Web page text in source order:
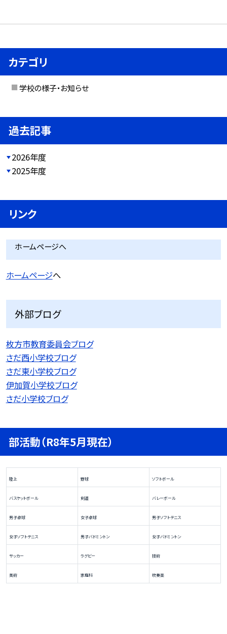
カテゴリ
学校の様子・お知らせ
過去記事
2026年度
2025年度
リンク
ホームページへ
ホームページへ
外部ブログ
枚方市教育委員会ブログ
さだ西小学校ブログ
さだ東小学校ブログ
伊加賀小学校ブログ
さだ小学校ブログ
部活動（R8年5月現在）
陸上 野球 ソフトボール
バスケットボール 剣道 バレーボール
男子卓球 女子卓球 男子ソフトテニス
女子ソフトテニス 男子バドミントン 女子バドミントン
サッカー ラグビー 技術
美術 家庭科 吹奏楽